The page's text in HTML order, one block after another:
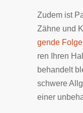
Zu­dem ist
Zäh­ne und
gen­de
ren Ih­ren
be­hand­elt
schwe­re
einer